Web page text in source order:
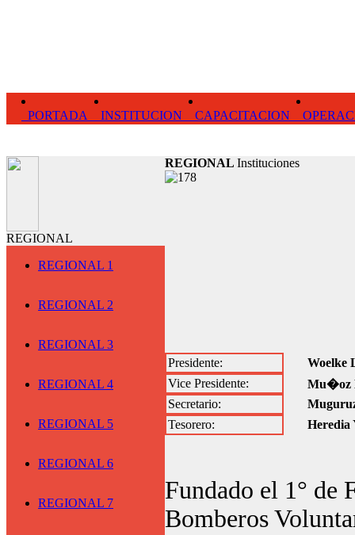
PORTADA INSTITUCION CAPACITACION
REGIONAL
REGIONAL 1
REGIONAL 2
REGIONAL 3
REGIONAL 4
REGIONAL 5
REGIONAL 6
REGIONAL 7
REGIONAL Instituciones
Presidente:
Woelke
Vice Presidente:
Mu�oz
Secretario:
Tesorero:
Heredia
Fundado el 1° de
Bomberos